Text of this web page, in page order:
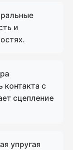
и
с
сцепление
упругая